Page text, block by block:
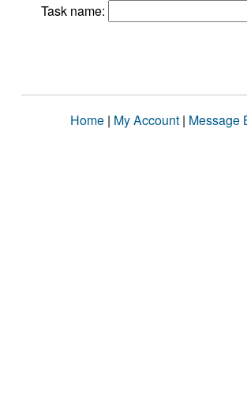
Task name:
Home | My Account | Message